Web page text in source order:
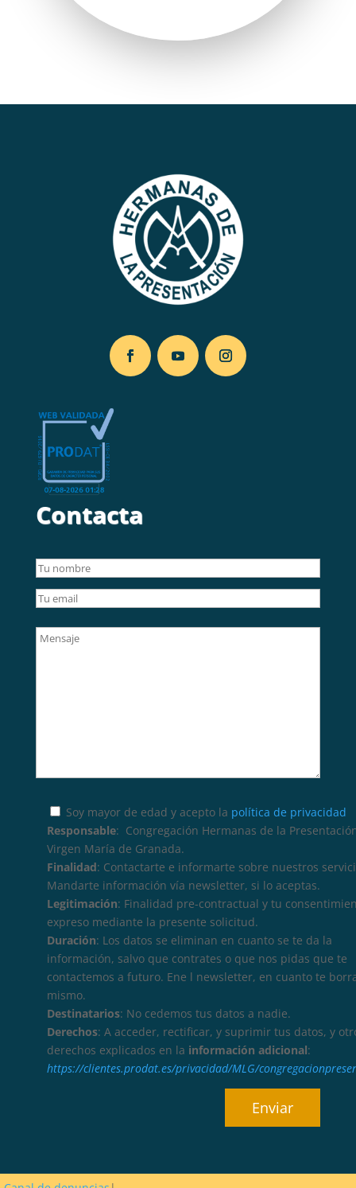
Contacta
Soy mayor de edad y acepto la política de privacidad
Responsable: Congregación Hermanas de la
Virgen María de Granada.
Finalidad: Contactarte e informarte sobre nuestros
Mandarte información vía newsletter, si lo aceptas.
Legitimación: Finalidad pre-contractual y tu
expreso mediante la presente solicitud.
Duración: Los datos se eliminan en cuanto se te da la
información, salvo que contrates o que nos pidas que te
contactemos a futuro. Ene l newsletter, en cuanto te
mismo.
Destinatarios: No cedemos tus datos a nadie.
Derechos: A acceder, rectificar, y suprimir tus datos, y
derechos explicados en la información adicional:
https://clientes.prodat.es/privacidad/MLG/